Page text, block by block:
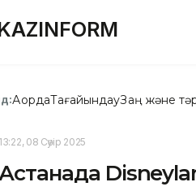
АқордаТағайындауЗаң және
13:22, 08 Сәуір 2025